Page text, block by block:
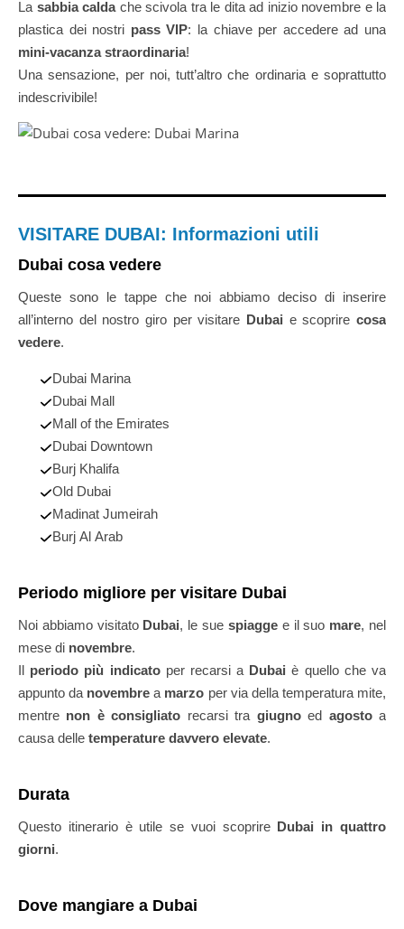
La sabbia caldache scivola tra le dita ad inizio novembre e la
plastica dei nostri pass VIP: la chiave per accedere ad una
mini-vacanza straordinaria!
Una sensazione, per noi, tutt’altro che ordinaria e soprattutto
indescrivibile!
VISITARE DUBAI: Informazioni utili
Dubai cosa vedere
Queste sono le tappe che noi abbiamo deciso di inserire
all’interno del nostro giro per visitare Dubai e scoprire cosa
vedere.
Dubai Marina
Dubai Mall
Mall of the Emirates
Dubai Downtown
Burj Khalifa
Old Dubai
Madinat Jumeirah
Burj Al Arab
Periodo migliore per visitare Dubai
Noi abbiamo visitato Dubai, le sue spiaggee il suo mare, nel
mese di novembre.
Il periodo più indicatoper recarsi a Dubai è quello che va
appunto da novembre a marzo per via della temperatura mite,
mentre non è consigliato recarsi tra giugnoed agostoa
causa delle temperature davvero elevate.
Durata
Questo itinerario è utile se vuoi scoprire Dubai in quattro
giorni.
Dove mangiare a Dubai